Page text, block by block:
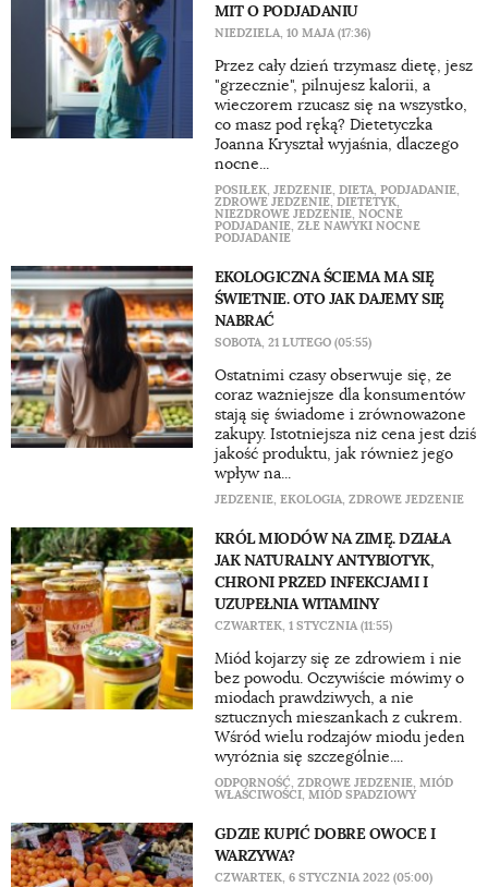
MIT O PODJADANIU
NIEDZIELA, 10 MAJA (17:36)
Przez cały dzień trzymasz dietę, jesz
"grzecznie", pilnujesz kalorii, a
wieczorem rzucasz się na wszystko,
co masz pod ręką? Dietetyczka
Joanna Kryształ wyjaśnia, dlaczego
nocne...
POSIŁEK, JEDZENIE, DIETA, PODJADANIE,
ZDROWE JEDZENIE, DIETETYK,
NIEZDROWE JEDZENIE, NOCNE
PODJADANIE, ZŁE NAWYKI NOCNE
PODJADANIE
EKOLOGICZNA ŚCIEMA MA SIĘ
ŚWIETNIE. OTO JAK DAJEMY SIĘ
NABRAĆ
SOBOTA, 21 LUTEGO (05:55)
Ostatnimi czasy obserwuje się, że
coraz ważniejsze dla konsumentów
stają się świadome i zrównoważone
zakupy. Istotniejsza niż cena jest dziś
jakość produktu, jak również jego
wpływ na...
JEDZENIE, EKOLOGIA, ZDROWE JEDZENIE
KRÓL MIODÓW NA ZIMĘ. DZIAŁA
JAK NATURALNY ANTYBIOTYK,
CHRONI PRZED INFEKCJAMI I
UZUPEŁNIA WITAMINY
CZWARTEK, 1 STYCZNIA (11:55)
Miód kojarzy się ze zdrowiem i nie
bez powodu. Oczywiście mówimy o
miodach prawdziwych, a nie
sztucznych mieszankach z cukrem.
Wśród wielu rodzajów miodu jeden
wyróżnia się szczególnie....
ODPORNOŚĆ, ZDROWE JEDZENIE, MIÓD
WŁAŚCIWOŚCI, MIÓD SPADZIOWY
GDZIE KUPIĆ DOBRE OWOCE I
WARZYWA?
CZWARTEK, 6 STYCZNIA 2022 (05:00)